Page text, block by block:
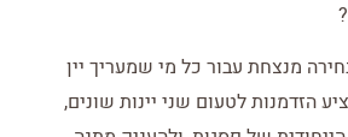
מנצחת עבור כל מי שמעריך יין
הזדמנות לטעום שני יינות שונים,